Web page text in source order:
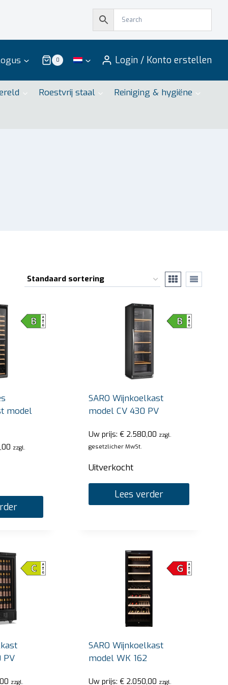
0 Login / Konto erstellen
Roestvrij staal Reiniging & hygiëne
model
zzgl.
SARO Wijnkoelkast
model CV 430 PV
Uw prijs:€ 2.580,00 zzgl.
gesetzlicher MwSt.
Uitverkocht
Lees verder
PV
zzgl.
SARO Wijnkoelkast
model WK 162
Uw prijs:€ 2.050,00 zzgl.